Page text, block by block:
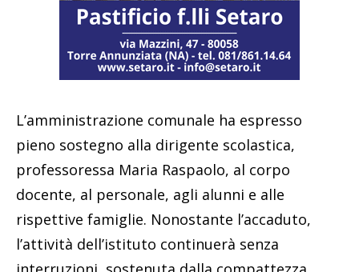
L’amministrazione comunale ha espresso
pieno sostegno alla dirigente scolastica,
professoressa Maria Raspaolo, al corpo
docente, al personale, agli alunni e alle
rispettive famiglie. Nonostante l’accaduto,
l’attività dell’istituto continuerà senza